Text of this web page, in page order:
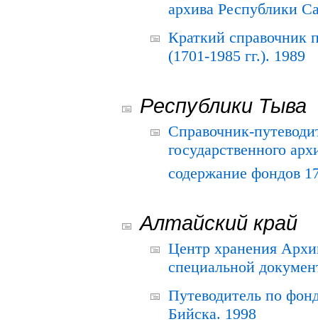
архива Республики
Краткий
(1701-1985 гг.). 1989
Республики Тыва
Справочник-
государственного
содержание фондов
Алтайский край
Центр хранения
специальной
Путеводитель по
Бийска. 1998